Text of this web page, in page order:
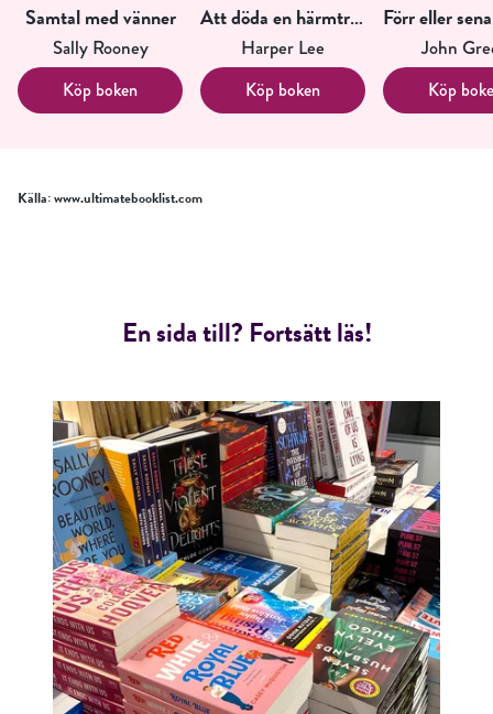
E-post*
Jag accepterar villkoren.
RÖSTA
ÅNGRA OCH STÄNG
Samtal med vänner
Sally Rooney
Köp boken
Att döda en härmtrast
Harper Lee
Köp boken
John
Köp
Källa: www.ultimatebooklist.com
En sida till? Fortsätt läs!